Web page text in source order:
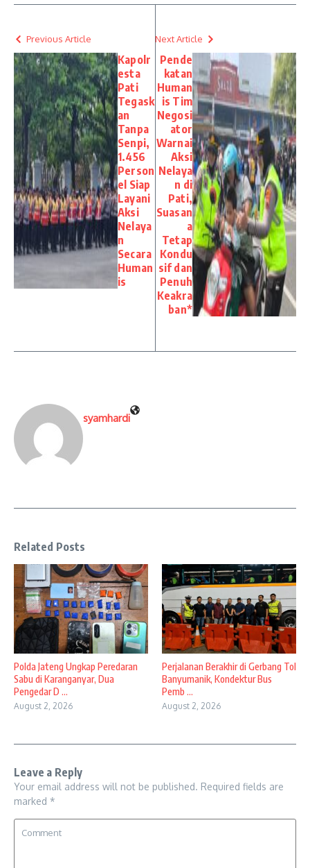
Previous Article
Kapolr
esta
Pati
Tegask
an
Tanpa
Senpi,
1.456
Person
el Siap
Layani
Aksi
Nelaya
n
Secara
Human
is
Next Article
Pende
katan
Human
is Tim
Negosi
ator
Warnai
Aksi
Nelaya
n di
Pati,
Suasan
a
Tetap
Kondu
sif dan
Penuh
Keakra
ban*
syamhardi
Related Posts
Polda Jateng Ungkap Peredaran
Sabu di Karanganyar, Dua
Pengedar D ...
August 2, 2026
Perjalanan Berakhir di Gerbang Tol
Banyumanik, Kondektur Bus
Pemb ...
August 2, 2026
Leave a Reply
Your email address will not be published. Required fields are
marked *